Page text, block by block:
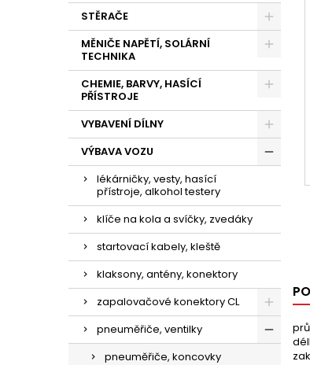
STĚRAČE
MĚNIČE NAPĚTÍ, SOLÁRNÍ
TECHNIKA
CHEMIE, BARVY, HASÍCÍ
PŘÍSTROJE
VYBAVENÍ DÍLNY
VÝBAVA VOZU
lékárničky, vesty, hasící
přístroje, alkohol testery
klíče na kola a svíčky, zvedáky
startovací kabely, kleště
klaksony, antény, konektory
zapalovačové konektory CL
pneuměřiče, ventilky
pneuměřiče, koncovky